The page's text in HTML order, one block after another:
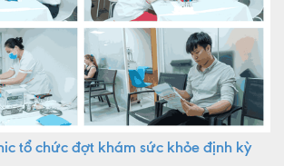
tổ chức đợt khám sức khỏe định kỳ